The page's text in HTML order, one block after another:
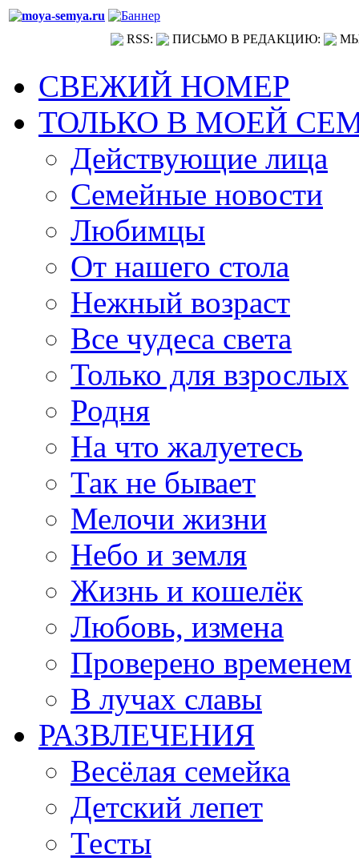
RSS: ПИСЬМО В РЕДАКЦИЮ:
СВЕЖИЙ НОМЕР
ТОЛЬКО В МОЕЙ
Действующие лица
Семейные новости
Любимцы
От нашего стола
Нежный возраст
Все чудеса света
Только для взрослых
Родня
На что жалуетесь
Так не бывает
Мелочи жизни
Небо и земля
Жизнь и кошелёк
Любовь, измена
Проверено временем
В лучах славы
РАЗВЛЕЧЕНИЯ
Весёлая семейка
Детский лепет
Тесты